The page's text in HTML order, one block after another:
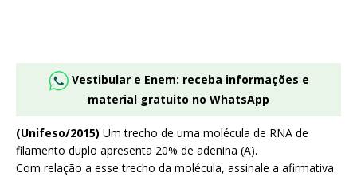
Vestibular e Enem: receba informações e
material gratuito no WhatsApp
(Unifeso/2015) Um trecho de uma molécula de RNA de
filamento duplo apresenta 20% de adenina (A).
Com relação a esse trecho da molécula, assinale a afirmativa